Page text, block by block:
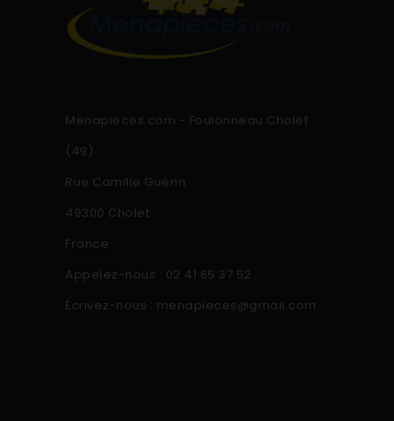
Menapieces.com - Foulonneau Cholet
(49)
Rue Camille Guérin
49300 Cholet
France
Appelez-nous : 02 41 65 37 52
Écrivez-nous : menapieces@gmail.com